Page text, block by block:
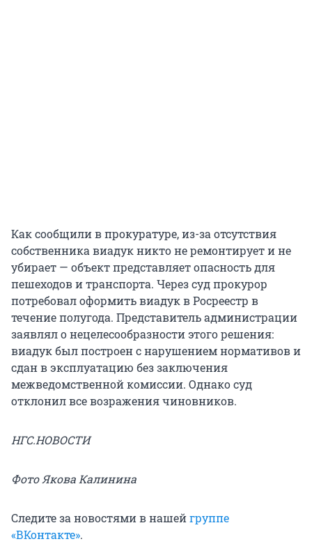
Как сообщили в прокуратуре, из-за отсутствия
собственника виадук никто не ремонтирует и не
убирает — объект представляет опасность для
пешеходов и транспорта. Через суд прокурор
потребовал оформить виадук в Росреестр в
течение полугода. Представитель администрации
заявлял о нецелесообразности этого решения:
виадук был построен с нарушением нормативов и
сдан в эксплуатацию без заключения
межведомственной комиссии. Однако суд
отклонил все возражения чиновников.
НГС.НОВОСТИ
Фото Якова Калинина
Следите за новостями в нашейгруппе
«ВКонтакте».